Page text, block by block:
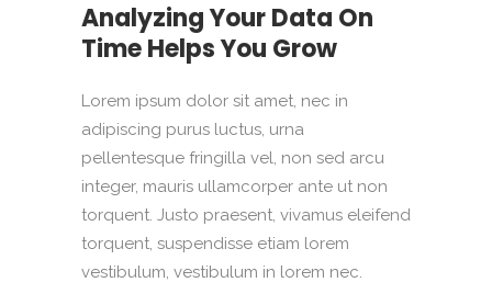
Analyzing Your Data On
Time Helps You Grow
Lorem ipsum dolor sit amet, nec in
adipiscing purus luctus, urna
pellentesque fringilla vel, non sed arcu
integer, mauris ullamcorper ante ut non
torquent. Justo praesent, vivamus eleifend
torquent, suspendisse etiam lorem
vestibulum, vestibulum in lorem nec.